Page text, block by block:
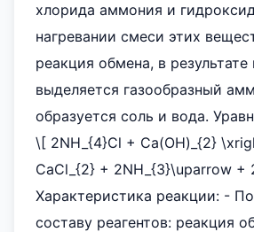
хлорида аммония и
нагревании смеси этих
реакция обмена, в результате
выделяется газообразный
образуется соль и вода.
\[ 2NH_{4}Cl + Ca(OH)_{2}
CaCl_{2} + 2NH_{3}\uparrow +
Характеристика реакции: -
составу реагентов: реакция